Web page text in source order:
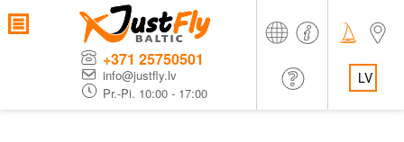
+371 25750501
info@justfly.lv
Pr.-Pi. 10:00 - 17:00
LV